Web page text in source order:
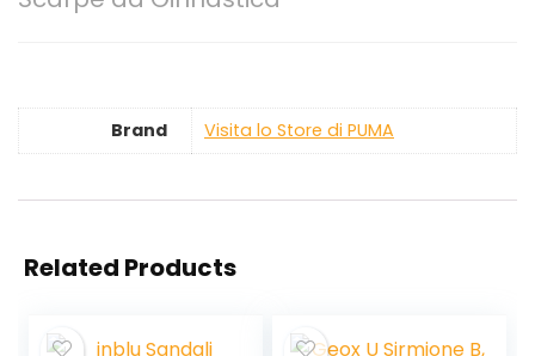
Brand Visita lo Store di PUMA
Related Products